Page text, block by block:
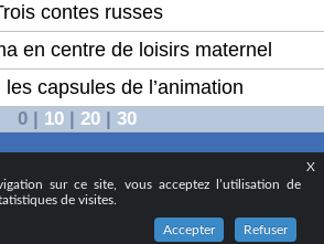
X
sur ce site, vous acceptez l’utilisation de
de visites.
Accepter Refuser
contes russes
en centre de loisirs maternel
les capsules de l’animation
0 10 20 30
2024 - Ville d’Aubervilliers